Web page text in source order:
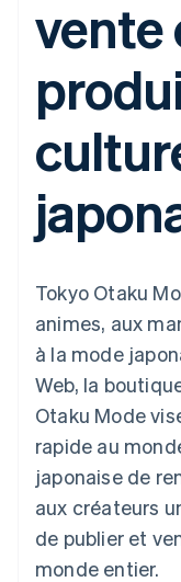
Moyens de
paiement
de 125
Terminal
personne
Authorization
Acceptation
optimisée
Link
accélérés
Financial
Connections
Comptes
associés
Plus
Product
Découvrez les
Radar
Prévention de la
vente
Tokyo Otaku
animes, aux
à la mode
Web, la
Otaku Mode
rapide au
japonaise de
aux créateurs
de publier et
monde entier.